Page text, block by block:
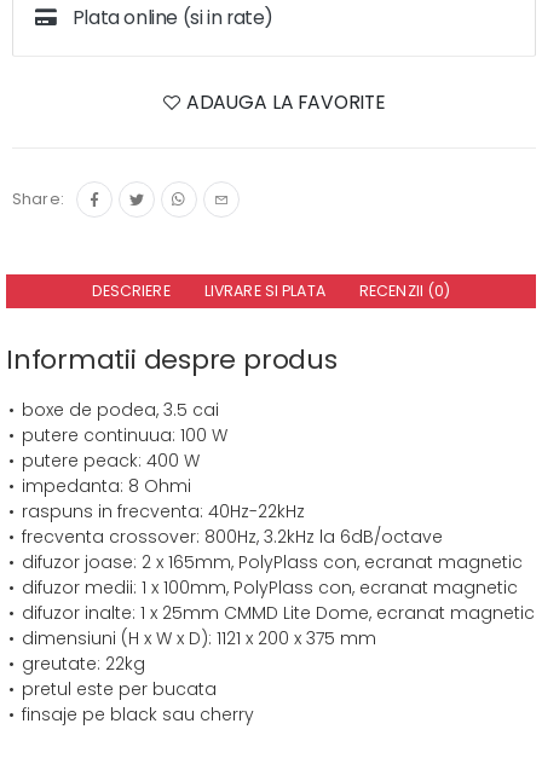
Plata online (si in rate)
ADAUGA LA FAVORITE
Share:
DESCRIERE LIVRARE SI PLATA RECENZII (0)
Informatii despre produs
boxe de podea, 3.5 cai
putere continuua: 100 W
putere peack: 400 W
impedanta: 8 Ohmi
raspuns in frecventa: 40Hz-22kHz
frecventa crossover: 800Hz, 3.2kHz la 6dB/octave
difuzor joase: 2 x 165mm, PolyPlass con, ecranat magnetic
difuzor medii: 1 x 100mm, PolyPlass con, ecranat magnetic
difuzor inalte: 1 x 25mm CMMD Lite Dome, ecranat magnetic
dimensiuni (H x W x D): 1121 x 200 x 375 mm
greutate: 22kg
pretul este per bucata
finsaje pe black sau cherry